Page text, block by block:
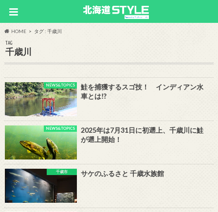
HOME タグ : 千歳川
TAG
千歳川
NEWS&TOPICS
鮭を捕獲するスゴ技！ インディアン水
車とは!?
NEWS&TOPICS
2025年は7月31日に初遡上、千歳川に鮭
が遡上開始！
千歳市 サケのふるさと 千歳水族館